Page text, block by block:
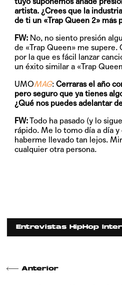
artista. ¿Crees que la
de ti un «Trap Queen 2» más
FW: No, no siento presión
de «Trap Queen» me supere.
por la que es fácil lanzar
un éxito similar a «Trap
UMOMAG: Cerraras el año
pero seguro que ya tienes
¿Qué nos puedes adelantar
FW:Todo ha pasado (y lo
rápido. Me lo tomo día a día y
haberme llevado tan lejos.
cualquier otra persona.
Entrevistas HipHop
Anterior